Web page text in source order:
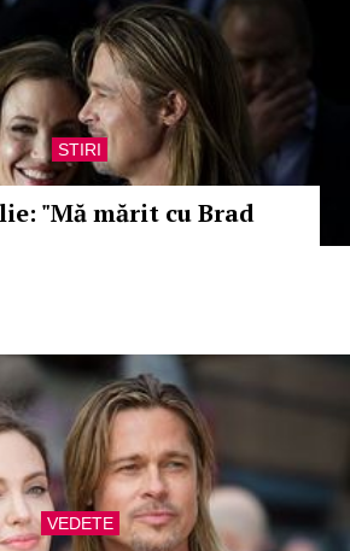
STIRI
"Mă mărit cu Brad
VEDETE